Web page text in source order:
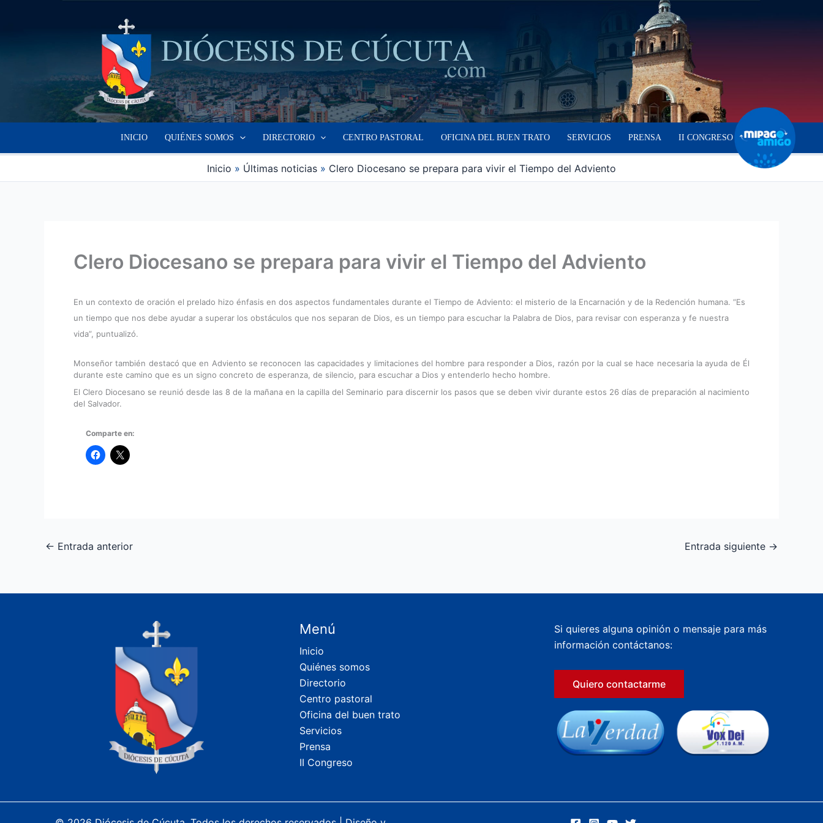
INICIO QUIÉNES SOMOS DIRECTORIO CENTRO PASTORAL OFICINA DEL BUEN TRATO SERVICIOS PRENSA II CONGRESO
Inicio Últimas noticias Clero Diocesano se prepara para vivir el Tiempo del Adviento
Clero Diocesano se prepara para vivir el Tiempo del Adviento
En un contexto de oración el prelado hizo énfasis en dos aspectos fundamentales durante el Tiempo de Adviento: el misterio de la Encarnación y de la Redención humana. “Es
un tiempo que nos debe ayudar a superar los obstáculos que nos separan de Dios, es un tiempo para escuchar la Palabra de Dios, para revisar con esperanza y fe nuestra
vida”, puntualizó.
Monseñor también destacó que en Adviento se reconocen las capacidades y limitaciones del hombre para responder a Dios, razón por la cual se hace necesaria la ayuda de Él
durante este camino que es un signo concreto de esperanza, de silencio, para escuchar a Dios y entenderlo hecho hombre.
El Clero Diocesano se reunió desde las 8 de la mañana en la capilla del Seminario para discernir los pasos que se deben vivir durante estos 26 días de preparación al nacimiento
del Salvador.
Comparte en:
← Entrada anterior Entrada siguiente →
Menú
Inicio
Quiénes somos
Directorio
Centro pastoral
Oficina del buen trato
Servicios
Prensa
II Congreso
Si quieres alguna opinión o mensaje para más
información contáctanos:
Quiero contactarme